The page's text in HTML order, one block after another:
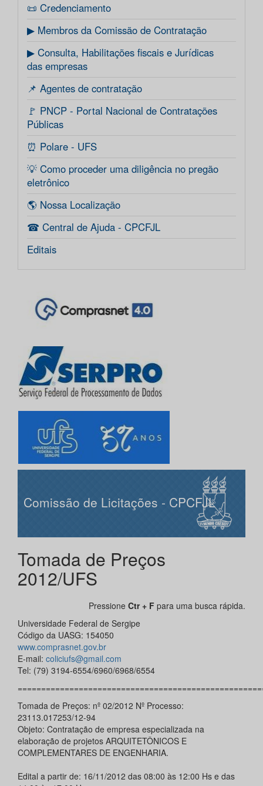
📜 Credenciamento
▶ Membros da Comissão de Contratação
▶ Consulta, Habilitações fiscais e Jurídicas
das empresas
📌 Agentes de contratação
🚩 PNCP - Portal Nacional de Contratações
Públicas
⏰ Polare - UFS
💡 Como proceder uma diligência no pregão
eletrônico
🌎 Nossa Localização
☎ Central de Ajuda - CPCFJL
Editais
Comissão de Licitações - CPCFJL
Tomada de Preços
2012/UFS
Pressione Ctr + F para uma busca rápida.
Universidade Federal de Sergipe
Código da UASG: 154050
www.comprasnet.gov.br
E-mail: coliciufs@gmail.com
Tel: (79) 3194-6554/6960/6968/6554
Tomada de Preços: nº 02/2012 Nº Processo:
23113.017253/12-94
Objeto: Contratação de empresa especializada na
elaboração de projetos ARQUITETÔNICOS E
COMPLEMENTARES DE ENGENHARIA.
Edital a partir de: 16/11/2012 das 08:00 às 12:00 Hs e das